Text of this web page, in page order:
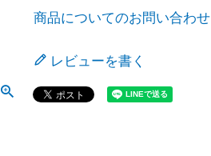
商品についてのお問い合わせ
レビューを書く